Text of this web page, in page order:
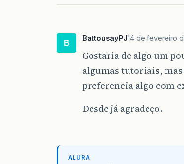
B BattousayPJ14 de fevereiro
Gostaria de algo um
algumas tutoriais, mas
preferencia algo com
Desde já agradeço.
ALURA